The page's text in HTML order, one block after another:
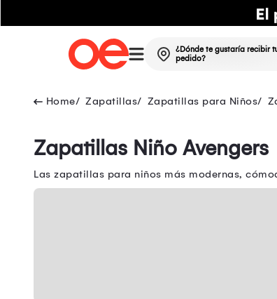
¿Dónde te gustaría recibir
pedido?
Zapatillas Zapatillas para Niños
Zapatillas Niño Avengers
Las zapatillas para niños más modernas,